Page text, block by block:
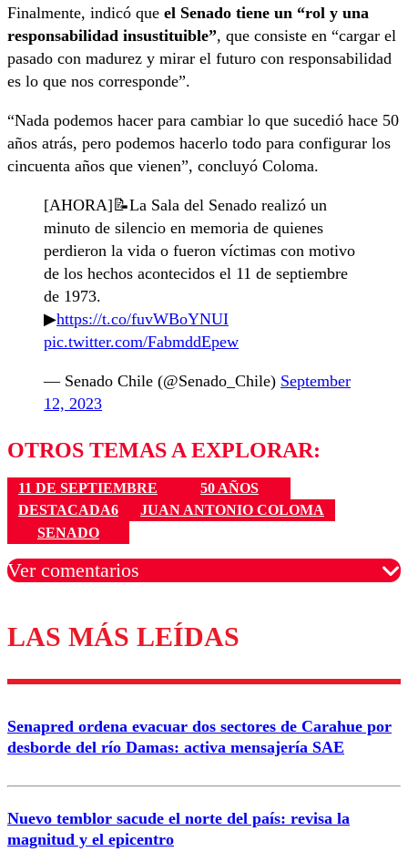
Finalmente, indicó que el Senado tiene un “rol y una
responsabilidad insustituible”, que consiste en “cargar el
pasado con madurez y mirar el futuro con responsabilidad
es lo que nos corresponde”.
“Nada podemos hacer para cambiar lo que sucedió hace 50
años atrás, pero podemos hacerlo todo para configurar los
cincuenta años que vienen”, concluyó Coloma.
[AHORA]📝La Sala del Senado realizó un
minuto de silencio en memoria de quienes
perdieron la vida o fueron víctimas con motivo
de los hechos acontecidos el 11 de septiembre
de 1973.
▶https://t.co/fuvWBoYNUI
pic.twitter.com/FabmddEpew
— Senado Chile (@Senado_Chile) September
12, 2023
OTROS TEMAS A EXPLORAR:
11 DE SEPTIEMBRE
50 AÑOS
DESTACADA6
JUAN ANTONIO COLOMA
SENADO
Ver comentarios
Los comentarios son moderados para garantizar un
diálogo respetuoso.
Correo
LAS MÁS LEÍDAS
Senapred ordena evacuar dos sectores de Carahue por
desborde del río Damas: activa mensajería SAE
Nuevo temblor sacude el norte del país: revisa la
magnitud y el epicentro